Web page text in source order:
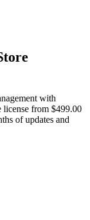
with
from $499.00
of updates and